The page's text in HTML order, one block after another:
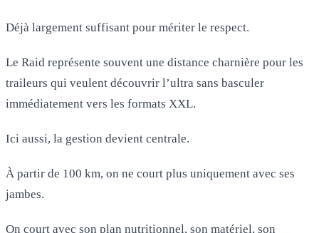
Déjà largement suffisant pour mériter le respect.
Le Raid représente souvent une distance charnière pour les
traileurs qui veulent découvrir l’ultra sans basculer
immédiatement vers les formats XXL.
Ici aussi, la gestion devient centrale.
À partir de 100 km, on ne court plus uniquement avec ses
jambes.
On court avec son plan nutritionnel, son matériel, son